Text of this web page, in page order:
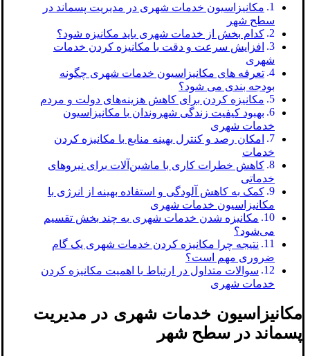
مکانیزاسیون خدمات شهری در مدیریت پسماند در
سطح شهر
کدام بخش از خدمات شهری باید مکانیزه شود؟
افزایش سرعت و دقت با مکانیزه کردن خدمات
شهری
تعرفه‌ های مکانیزاسیون خدمات شهری چگونه
بودجه بندی می شود؟
مکانیزه کردن برای کاهش هزینه‌های دولت و مردم
بهبود کیفیت زندگی شهروندان با مکانیزاسیون
خدمات شهری
امکان رصد و کنترل بهینه منابع با مکانیزه کردن
خدمات
کاهش خطرات کاری با ماشین‌آلات برای نیروهای
خدماتی
کمک به کاهش آلودگی و استفاده بهینه از انرژی با
مکانیزاسیون خدمات شهری
مکانیزه شدن خدمات شهری به چند بخش تقسیم
می‌شود؟
نتیجه‌ چرا مکانیزه کردن خدمات شهری یک گام
ضروری مهم است؟
سوالات متداول در ارتباط با اهمیت مکانیزه کردن
خدمات شهری
مکانیزاسیون خدمات شهری در مدیریت
پسماند در سطح شهر